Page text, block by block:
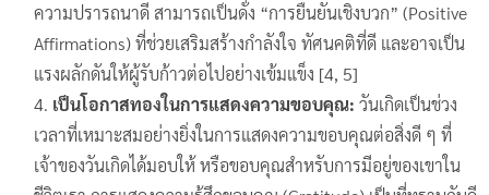
ความปรารถนาดี สามารถเป็นดั่ง “การยืนยันเชิงบวก” (Positive
Affirmations) ที่ช่วยเสริมสร้างกำลังใจ ทัศนคติที่ดี และอาจเป็น
แรงผลักดันให้ผู้รับก้าวต่อไปอย่างเข้มแข็ง [4, 5]
เป็นโอกาสทองในการแสดงความขอบคุณ: วันเกิดเป็นช่วง
เวลาที่เหมาะสมอย่างยิ่งในการแสดงความขอบคุณต่อสิ่งดี ๆ ที่
เจ้าของวันเกิดได้มอบให้ หรือขอบคุณสำหรับการมีอยู่ของเขาใน